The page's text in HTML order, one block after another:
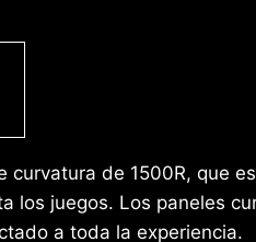
de 1500R, que
los juegos. Los paneles
a toda la experiencia.